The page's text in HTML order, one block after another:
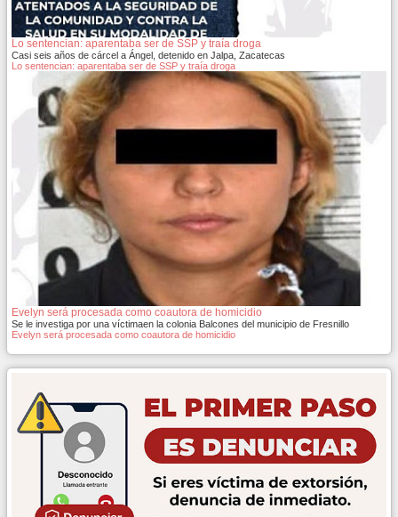
Lo sentencian: aparentaba ser de SSP y traía droga
Casi seis años de cárcel a Ángel, detenido en Jalpa, Zacatecas
Lo sentencian: aparentaba ser de SSP y traía droga
Evelyn será procesada como coautora de homicidio
Se le investiga por una víctimaen la colonia Balcones del municipio de Fresnillo
Evelyn será procesada como coautora de homicidio